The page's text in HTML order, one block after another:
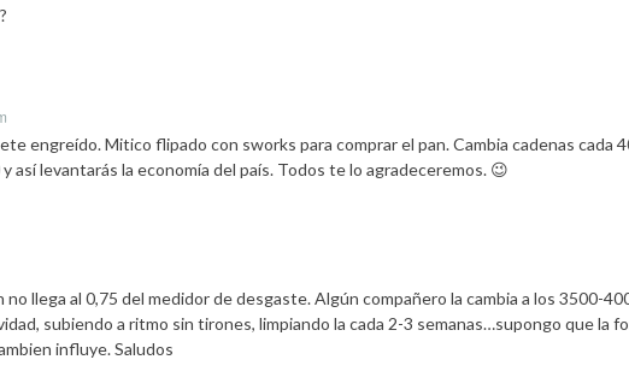
engreído. Mitico flipado con sworks para comprar el pan. Cambia cadenas cada
así levantarás la economía del país. Todos te lo agradeceremos. 😉
llega al 0,75 del medidor de desgaste. Algún compañero la cambia a los 3500-
subiendo a ritmo sin tirones, limpiando la cada 2-3 semanas…supongo que la
influye. Saludos